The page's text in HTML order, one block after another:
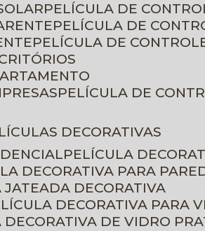
PELÍCULA DE
PELÍCULA DE
PELÍCULA DE
PELÍCULA DE
DECORATIVAS
PELÍCULA
DECORATIVA PARA
JATEADA DECORATIVA
DECORATIVA PARA
DECORATIVA DE VIDRO